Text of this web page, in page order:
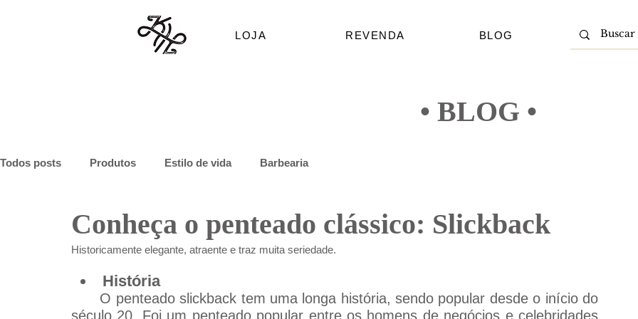
LOJA REVENDA BLOG
• BLOG •
Todos posts Produtos Estilo de vida Barbearia
Conheça o penteado clássico: Slickback
Historicamente elegante, atraente e traz muita seriedade.
História
O penteado slickback tem uma longa história, sendo popular desde o início do
século 20. Foi um penteado popular entre os homens de negócios e celebridades